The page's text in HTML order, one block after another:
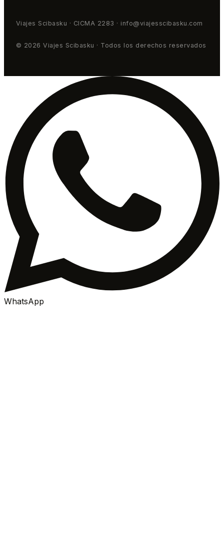
Viajes Scibasku · CICMA 2283 · info@viajesscibasku.com
© 2026 Viajes Scibasku · Todos los derechos reservados
WhatsApp